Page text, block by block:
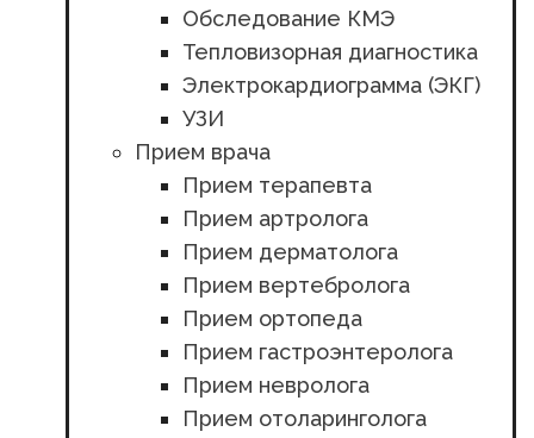
Обследование КМЭ
Тепловизорная диагностика
Электрокардиограмма (ЭКГ)
УЗИ
Прием врача
Прием терапевта
Прием артролога
Прием дерматолога
Прием вертебролога
Прием ортопеда
Прием гастроэнтеролога
Прием невролога
Прием отоларинголога